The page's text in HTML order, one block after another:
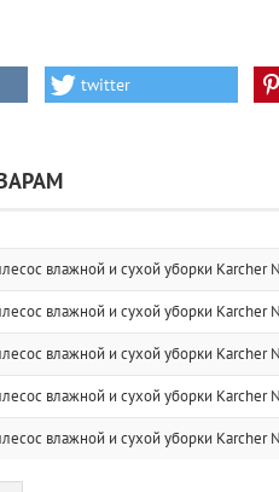
twitter
влажной и сухой уборки Karcher
влажной и сухой уборки Karcher
влажной и сухой уборки Karcher
влажной и сухой уборки Karcher
влажной и сухой уборки Karcher